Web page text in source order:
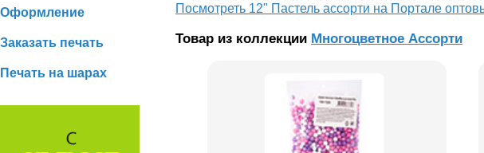
Оформление
Заказать печать
Печать на шарах
Посмотреть 12" Пастель ассорти на Портале
Товар из коллекции Многоцветное Ассорти